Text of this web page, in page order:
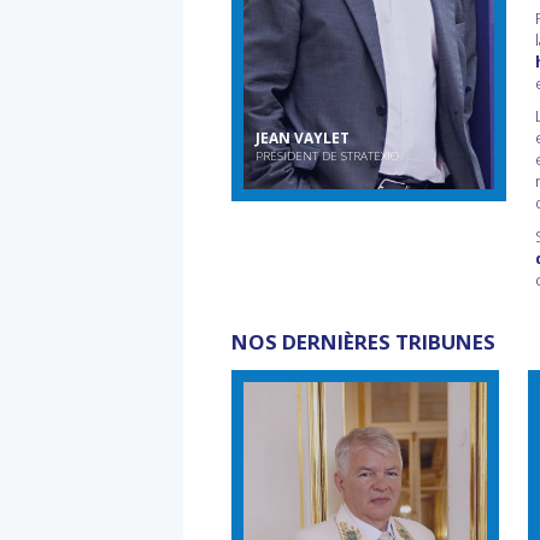
JEAN VAYLET
PRÉSIDENT DE STRATEXIO
NOS DERNIÈRES TRIBUNES